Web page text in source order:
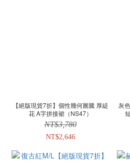
【絕版現貨7折】個性幾何圖騰 厚緹
花 A字拼接裙（NS47）
NT$3,780
NT$2,646
灰